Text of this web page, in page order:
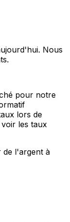
Nous
pour notre
lors de
les taux
de l'argent à